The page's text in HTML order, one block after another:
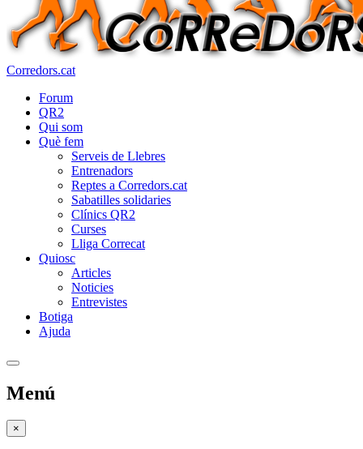
Corredors.cat
Forum
QR2
Qui som
Què fem
Serveis de Llebres
Entrenadors
Reptes a Corredors.cat
Sabatilles solidaries
Clínics QR2
Curses
Lliga Correcat
Quiosc
Articles
Noticies
Entrevistes
Botiga
Ajuda
Menú
×